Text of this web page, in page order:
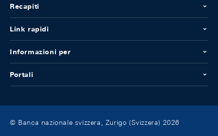
Recapiti
Link rapidi
Informazioni per
Portali
© Banca nazionale svizzera, Zurigo (Svizzera) 2026